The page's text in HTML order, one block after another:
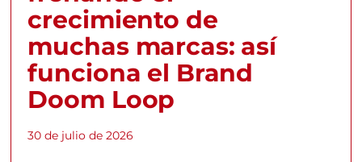
crecimiento de
muchas marcas: así
funciona el Brand
Doom Loop
30 de julio de 2026